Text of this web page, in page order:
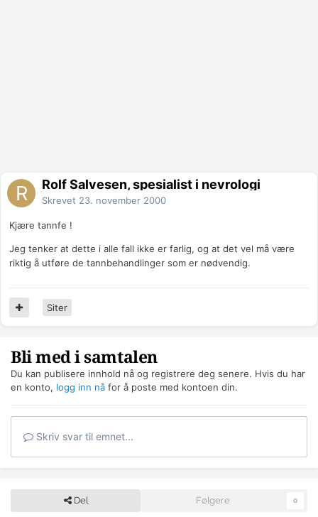
Rolf Salvesen, spesialist i nevrologi
Skrevet 23. november 2000
Kjære tannfe !
Jeg tenker at dette i alle fall ikke er farlig, og at det vel må være
riktig å utføre de tannbehandlinger som er nødvendig.
Siter
Bli med i samtalen
Du kan publisere innhold nå og registrere deg senere. Hvis du har
en konto, logg inn nå for å poste med kontoen din.
Skriv svar til emnet...
Del Følgere 0